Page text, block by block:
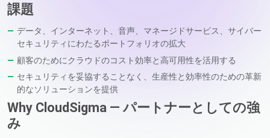
課題
データ、インターネット、音声、マネージドサービス、サイバー
セキュリティにわたるポートフォリオの拡大
顧客のためにクラウドのコスト効率と高可用性を活用する
セキュリティを妥協することなく、生産性と効率性のための革新
的なソリューションを提供
Why CloudSigma — パートナーとしての強
み